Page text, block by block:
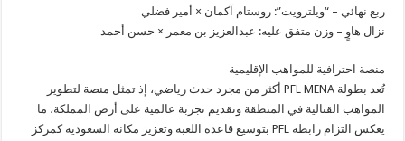
ربع نهائي – “ويلترويت”: روستام آكمان × أمير فضلي
نزال هاوٍ – وزن متفق عليه: عبدالعزيز بن معمر × حسن أحمد
منصة احترافية للمواهب الإقليمية
تُعد بطولة PFL MENA أكثر من مجرد حدث رياضي، إذ تمثل منصة لتطوير
المواهب القتالية في المنطقة وتقديم تجربة عالمية على أرض المملكة، ما
يعكس التزام رابطة PFL بتوسيع قاعدة اللعبة وتعزيز مكانة السعودية كمركز